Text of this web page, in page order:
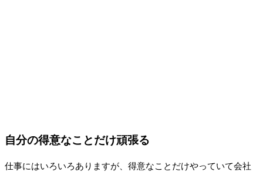
自分の得意なことだけ頑張る
仕事にはいろいろありますが、得意なことだけやっていて会社